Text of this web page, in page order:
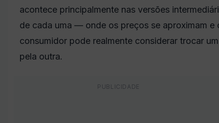
acontece principalmente nas versões
de cada uma — onde os preços se aproximam e
consumidor pode realmente considerar trocar
pela outra.